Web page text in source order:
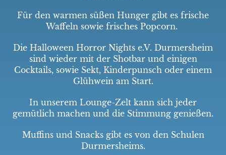
Für den warmen süßen Hunger gibt es frische
Waffeln sowie frisches Popcorn.
Die Halloween Horror Nights e.V. Durmersheim
sind wieder mit der Shotbar und einigen
Cocktails, sowie Sekt, Kinderpunsch oder einem
Glühwein am Start.
In unserem Lounge-Zelt kann sich jeder
gemütlich machen und die Stimmung genießen.
Muffins und Snacks gibt es von den Schulen
Durmersheims.